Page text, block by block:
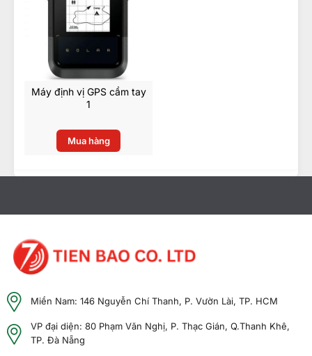
Máy định vị GPS cầm tay
1
Mua hàng
Miền Nam: 146 Nguyễn Chí Thanh, P. Vườn Lài, TP. HCM
VP đại diện: 80 Phạm Văn Nghị, P. Thạc Gián, Q.Thanh Khê,
TP. Đà Nẵng